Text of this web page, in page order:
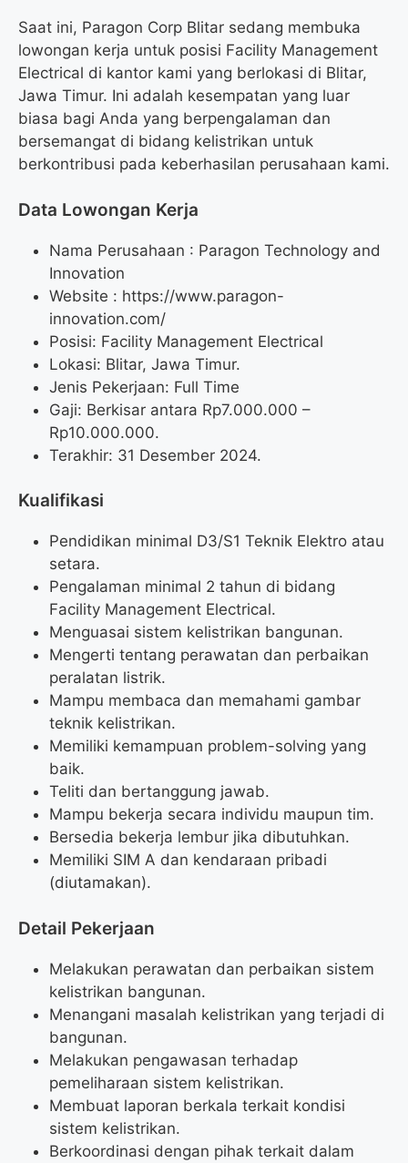
Saat ini, Paragon Corp Blitar sedang membuka
lowongan kerja untuk posisi Facility Management
Electrical di kantor kami yang berlokasi di Blitar,
Jawa Timur. Ini adalah kesempatan yang luar
biasa bagi Anda yang berpengalaman dan
bersemangat di bidang kelistrikan untuk
berkontribusi pada keberhasilan perusahaan kami.
Data Lowongan Kerja
Nama Perusahaan : Paragon Technology and
Innovation
Website : https://www.paragon-
innovation.com/
Posisi: Facility Management Electrical
Lokasi: Blitar, Jawa Timur.
Jenis Pekerjaan: Full Time
Gaji: Berkisar antara Rp7.000.000 –
Rp10.000.000.
Terakhir: 31 Desember 2024.
Kualifikasi
Pendidikan minimal D3/S1 Teknik Elektro atau
setara.
Pengalaman minimal 2 tahun di bidang
Facility Management Electrical.
Menguasai sistem kelistrikan bangunan.
Mengerti tentang perawatan dan perbaikan
peralatan listrik.
Mampu membaca dan memahami gambar
teknik kelistrikan.
Memiliki kemampuan problem-solving yang
baik.
Teliti dan bertanggung jawab.
Mampu bekerja secara individu maupun tim.
Bersedia bekerja lembur jika dibutuhkan.
Memiliki SIM A dan kendaraan pribadi
(diutamakan).
Detail Pekerjaan
Melakukan perawatan dan perbaikan sistem
kelistrikan bangunan.
Menangani masalah kelistrikan yang terjadi di
bangunan.
Melakukan pengawasan terhadap
pemeliharaan sistem kelistrikan.
Membuat laporan berkala terkait kondisi
sistem kelistrikan.
Berkoordinasi dengan pihak terkait dalam